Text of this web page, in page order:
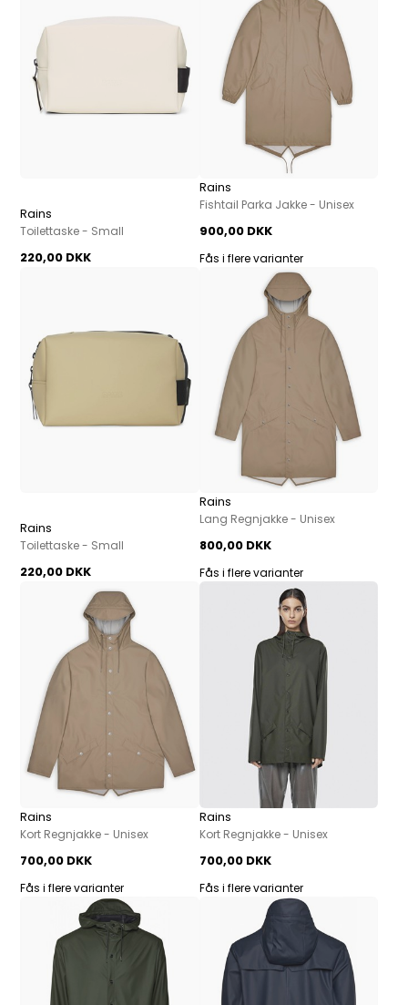
Rains
Toilettaske - Small
220,00 DKK
Rains
Fishtail Parka Jakke - Unisex
900,00 DKK
Fås i flere varianter
Rains
Toilettaske - Small
220,00 DKK
Rains
Lang Regnjakke - Unisex
800,00 DKK
Fås i flere varianter
Rains
Kort Regnjakke - Unisex
700,00 DKK
Fås i flere varianter
Rains
Kort Regnjakke - Unisex
700,00 DKK
Fås i flere varianter